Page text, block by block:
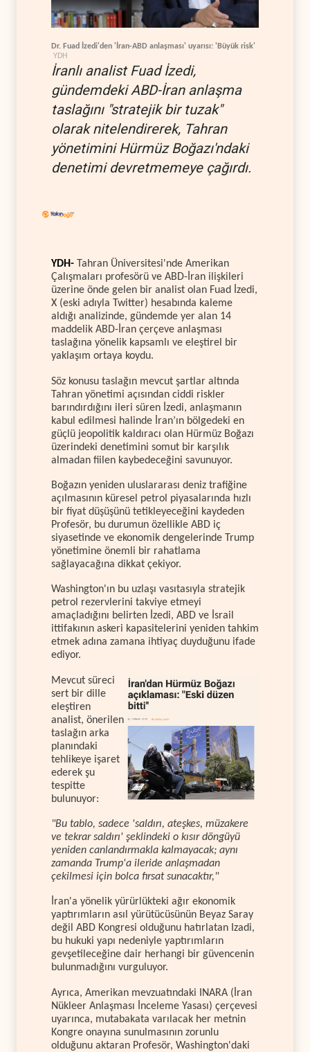
Dr. Fuad İzedi'den 'İran-ABD anlaşması' uyarısı: 'Büyük risk'
YDH
İranlı analist Fuad İzedi,
gündemdeki ABD-İran anlaşma
taslağını "stratejik bir tuzak"
olarak nitelendirerek, Tahran
yönetimini Hürmüz Boğazı'ndaki
denetimi devretmemeye çağırdı.
YDH-
Tahran Üniversitesi'nde Amerikan
Çalışmaları profesörü ve ABD-İran ilişkileri
üzerine önde gelen bir analist olan Fuad İzedi,
X (eski adıyla Twitter) hesabında kaleme
aldığı analizinde, gündemde yer alan 14
maddelik ABD-İran çerçeve anlaşması
taslağına yönelik kapsamlı ve eleştirel bir
yaklaşım ortaya koydu.
Söz konusu taslağın mevcut şartlar altında
Tahran yönetimi açısından ciddi riskler
barındırdığını ileri süren İzedi, anlaşmanın
kabul edilmesi halinde İran’ın bölgedeki en
güçlü jeopolitik kaldıracı olan Hürmüz Boğazı
üzerindeki denetimini somut bir karşılık
almadan fiilen kaybedeceğini savunuyor.
Boğazın yeniden uluslararası deniz trafiğine
açılmasının küresel petrol piyasalarında hızlı
bir fiyat düşüşünü tetikleyeceğini kaydeden
Profesör, bu durumun özellikle ABD iç
siyasetinde ve ekonomik dengelerinde Trump
yönetimine önemli bir rahatlama
sağlayacağına dikkat çekiyor.
Washington'ın bu uzlaşı vasıtasıyla stratejik
petrol rezervlerini takviye etmeyi
amaçladığını belirten İzedi, ABD ve İsrail
ittifakının askeri kapasitelerini yeniden tahkim
etmek adına zamana ihtiyaç duyduğunu ifade
ediyor.
Mevcut süreci
sert bir dille
eleştiren
analist, önerilen
taslağın arka
planındaki
tehlikeye işaret
ederek şu
tespitte
bulunuyor:
"Bu tablo, sadece 'saldırı, ateşkes, müzakere
ve tekrar saldırı' şeklindeki o kısır döngüyü
yeniden canlandırmakla kalmayacak; aynı
zamanda Trump'a ileride anlaşmadan
çekilmesi için bolca fırsat sunacaktır,"
İran'a yönelik yürürlükteki ağır ekonomik
yaptırımların asıl yürütücüsünün Beyaz Saray
değil ABD Kongresi olduğunu hatırlatan Izadi,
bu hukuki yapı nedeniyle yaptırımların
gevşetileceğine dair herhangi bir güvencenin
bulunmadığını vurguluyor.
Ayrıca, Amerikan mevzuatındaki INARA (İran
Nükleer Anlaşması İnceleme Yasası) çerçevesi
uyarınca, mutabakata varılacak her metnin
Kongre onayına sunulmasının zorunlu
olduğunu aktaran Profesör, Washington'daki